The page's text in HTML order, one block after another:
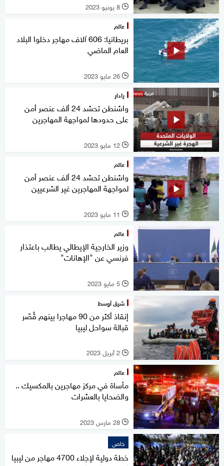
l 8 يونيو 2023
عالم
بريطانيا: 606 آلاف مهاجر دخلوا البلاد
العام الماضي
l 26 مايو 2023
رادار
واشنطن تحشد 24 ألف عنصر أمن
على حدودها لمواجهة المهاجرين
l 12 مايو 2023
عالم
واشنطن تحشد 24 ألف عنصر أمن
لمواجهة المهاجرين غير الشرعيين
l 11 مايو 2023
عالم
وزير الخارجية الإيطالي يطالب باعتذار
فرنسي عن "الإهانات"
l 5 مايو 2023
شرق أوسط
إنقاذ أكثر من 90 مهاجرا بينهم قُصّر
قبالة سواحل ليبيا
l 2 أبريل 2023
عالم
مأساة في مركز مهاجرين بالمكسيك ..
والضحايا بالعشرات
l 28 مارس 2023
خاص
خطة دولية لإجلاء 4700 مهاجر من ليبيا